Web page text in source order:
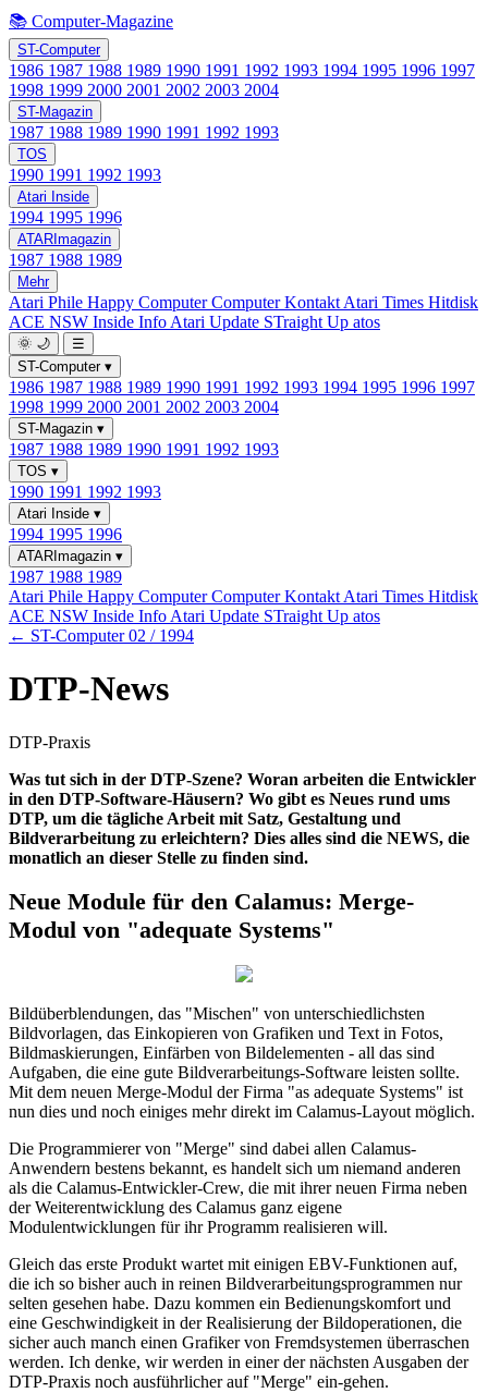
📚 Computer-Magazine
ST-Computer
1986 1987 1988 1989 1990 1991 1992 1993 1994 1995 1996 1997
1998 1999 2000 2001 2002 2003 2004
ST-Magazin
1987 1988 1989 1990 1991 1992 1993
TOS
1990 1991 1992 1993
Atari Inside
1994 1995 1996
ATARImagazin
1987 1988 1989
Mehr
Atari Phile Happy ComputerComputer Kontakt Atari Times Hitdisk
ACE NSW Inside Info Atari Update STraight Up atos
🌞 🌙
☰
ST-Computer ▾
1986 1987 1988 1989 1990 1991 1992 1993 1994 1995 1996 1997
1998 1999 2000 2001 2002 2003 2004
ST-Magazin ▾
1987 1988 1989 1990 1991 1992 1993
TOS ▾
1990 1991 1992 1993
Atari Inside ▾
1994 1995 1996
ATARImagazin ▾
1987 1988 1989
Atari Phile Happy ComputerComputer Kontakt Atari Times Hitdisk
ACE NSW Inside Info Atari Update STraight Up atos
← ST-Computer 02 / 1994
DTP-News
DTP-Praxis
Was tut sich in der DTP-Szene? Woran arbeiten die Entwickler
in den DTP-Software-Häusern? Wo gibt es Neues rund ums
DTP, um die tägliche Arbeit mit Satz, Gestaltung und
Bildverarbeitung zu erleichtern? Dies alles sind die NEWS, die
monatlich an dieser Stelle zu finden sind.
Neue Module für den Calamus: Merge-
Modul von "adequate Systems"
Bildüberblendungen, das "Mischen" von unterschiedlichsten
Bildvorlagen, das Einkopieren von Grafiken und Text in Fotos,
Bildmaskierungen, Einfärben von Bildelementen - all das sind
Aufgaben, die eine gute Bildverarbeitungs-Software leisten sollte.
Mit dem neuen Merge-Modul der Firma "as adequate Systems" ist
nun dies und noch einiges mehr direkt im Calamus-Layout möglich.
Die Programmierer von "Merge" sind dabei allen Calamus-
Anwendern bestens bekannt, es handelt sich um niemand anderen
als die Calamus-Entwickler-Crew, die mit ihrer neuen Firma neben
der Weiterentwicklung des Calamus ganz eigene
Modulentwicklungen für ihr Programm realisieren will.
Gleich das erste Produkt wartet mit einigen EBV-Funktionen auf,
die ich so bisher auch in reinen Bildverarbeitungsprogrammen nur
selten gesehen habe. Dazu kommen ein Bedienungskomfort und
eine Geschwindigkeit in der Realisierung der Bildoperationen, die
sicher auch manch einen Grafiker von Fremdsystemen überraschen
werden. Ich denke, wir werden in einer der nächsten Ausgaben der
DTP-Praxis noch ausführlicher auf "Merge" ein-gehen.